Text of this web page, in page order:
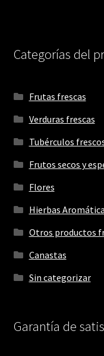
Categorías del
Frutas frescas
Verduras frescas
Tubérculos
Frutos secos y
Flores
Hierbas
Otros productos
Canastas
Sin categorizar
Garantía de